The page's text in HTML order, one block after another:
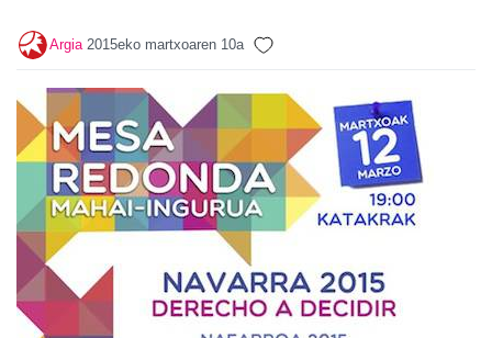
Argia 2015eko martxoaren 10a